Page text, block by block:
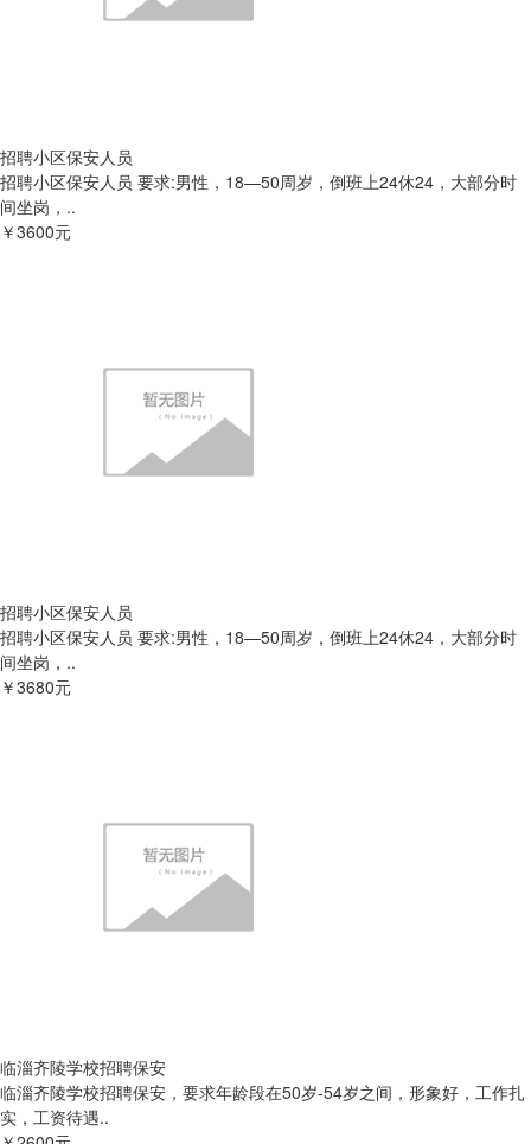
招聘小区保安人员
招聘小区保安人员 要求:男性，18—50周岁，倒班上24休24，大部分时
间坐岗，..
￥3600元
招聘小区保安人员
招聘小区保安人员 要求:男性，18—50周岁，倒班上24休24，大部分时
间坐岗，..
￥3680元
临淄齐陵学校招聘保安
临淄齐陵学校招聘保安，要求年龄段在50岁-54岁之间，形象好，工作扎
实，工资待遇..